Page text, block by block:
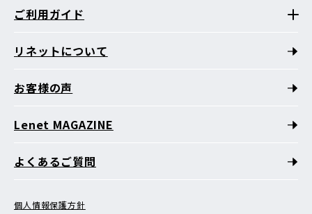
ご利用ガイド
リネットについて
お客様の声
Lenet MAGAZINE
よくあるご質問
個人情報保護方針